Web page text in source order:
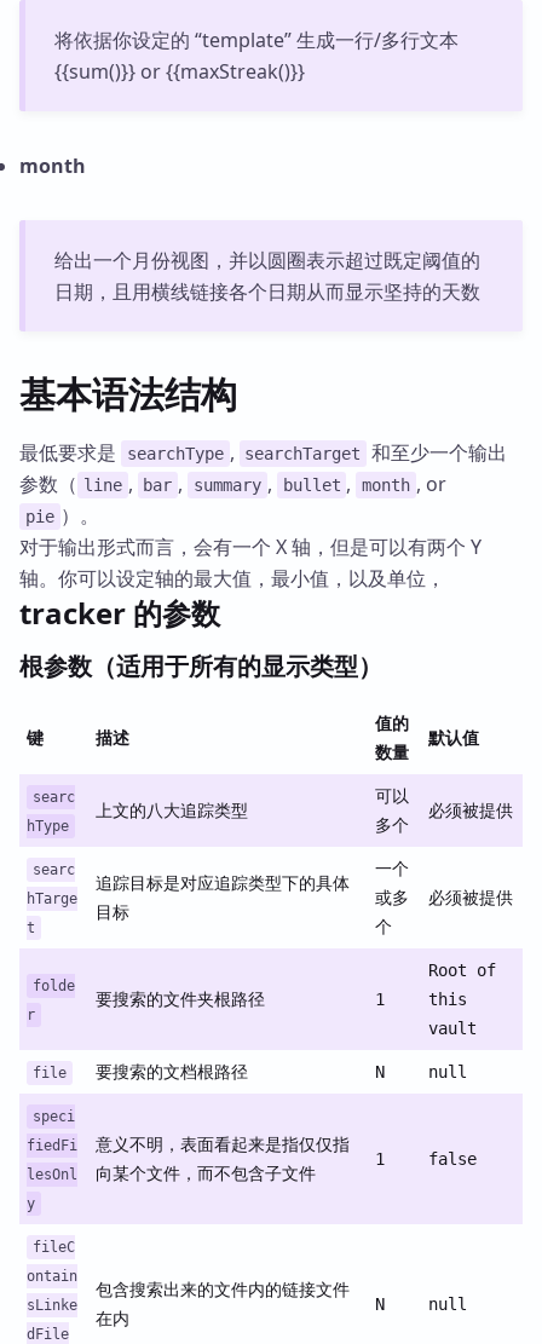
将依据你设定的 “template” 生成一行/多行文本
{{sum()}} or {{maxStreak()}}
month
给出一个月份视图，并以圆圈表示超过既定阈值的
日期，且用横线链接各个日期从而显示坚持的天数
基本语法结构
最低要求是 searchType , searchTarget
和至少一个输出
参数（ line , bar , summary , bullet , month , or
pie ）。
对于输出形式而言，会有一个 X 轴，但是可以有两个 Y
轴。你可以设定轴的最大值，最小值，以及单位，
tracker 的参数
根参数（适用于所有的显示类型）
键 描述
值的
数量
默认值
searc
hType
上文的八大追踪类型
可以
多个
必须被提供
searc
hTarge
t
追踪目标是对应追踪类型下的具体
目标
一个
或多
个
必须被提供
folde
r
要搜索的文件夹根路径 1
Root of
this
vault
file 要搜索的文档根路径 N null
speci
fiedFi
lesOnl
y
意义不明，表面看起来是指仅仅指
向某个文件，而不包含子文件
1 false
fileC
ontain
sLinke
dFile
包含搜索出来的文件内的链接文件
在内
N null